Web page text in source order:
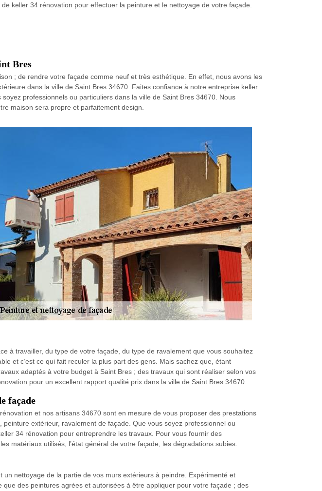
de keller 34 rénovation pour effectuer la peinture et le nettoyage de votre façade.
Bres
; de rendre votre façade comme neuf et très esthétique. En effet, nous avons les
dans la ville de Saint Bres 34670. Faites confiance à notre entreprise keller
professionnels ou particuliers dans la ville de Saint Bres 34670. Nous
maison sera propre et parfaitement design.
à travailler, du type de votre façade, du type de ravalement que vous souhaitez
et c’est ce qui fait reculer la plus part des gens. Mais sachez que, étant
adaptés à votre budget à Saint Bres ; des travaux qui sont réaliser selon vos
pour un excellent rapport qualité prix dans la ville de Saint Bres 34670.
façade
et nos artisans 34670 sont en mesure de vous proposer des prestations
extérieur, ravalement de façade. Que vous soyez professionnel ou
34 rénovation pour entreprendre les travaux. Pour vous fournir des
matériaux utilisés, l’état général de votre façade, les dégradations subies.
nettoyage de la partie de vos murs extérieurs à peindre. Expérimenté et
des peintures agrées et autorisées à être appliquer pour votre façade ; des